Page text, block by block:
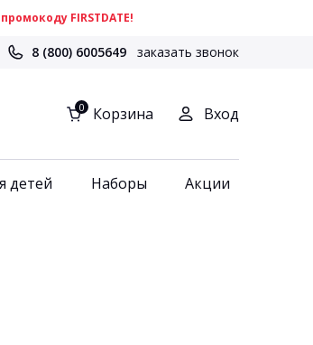
FIRSTDATE!
8 (800) 6005649 заказать звонок
0 Корзина Вход
детей Наборы Акции